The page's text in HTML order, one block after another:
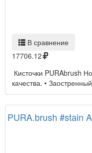
В сравнение
17706.12
Кисточки PURAbrush
качества. •
PURA.brush #stain